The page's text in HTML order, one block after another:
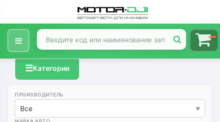
☰Категории
ПРОИЗВОДИТЕЛЬ
Все